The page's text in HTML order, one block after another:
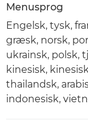
Menusprog
Engelsk, tysk,
græsk, norsk,
ukrainsk, polsk,
kinesisk,
thailandsk,
indonesisk,